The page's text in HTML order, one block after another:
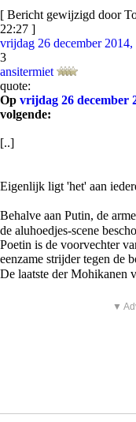
[ Bericht gewijzigd door
22:27 ]
vrijdag 26 december
3
ansitermiet
quote:
Op vrijdag 26 december
volgende:
[..]
Eigenlijk ligt 'het' aan
Behalve aan Putin, de
de aluhoedjes-scene
Poetin is de voorvechter
eenzame strijder tegen de
De laatste der Mohikanen
▼